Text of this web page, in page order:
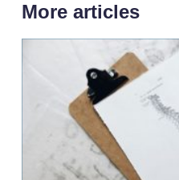
More articles